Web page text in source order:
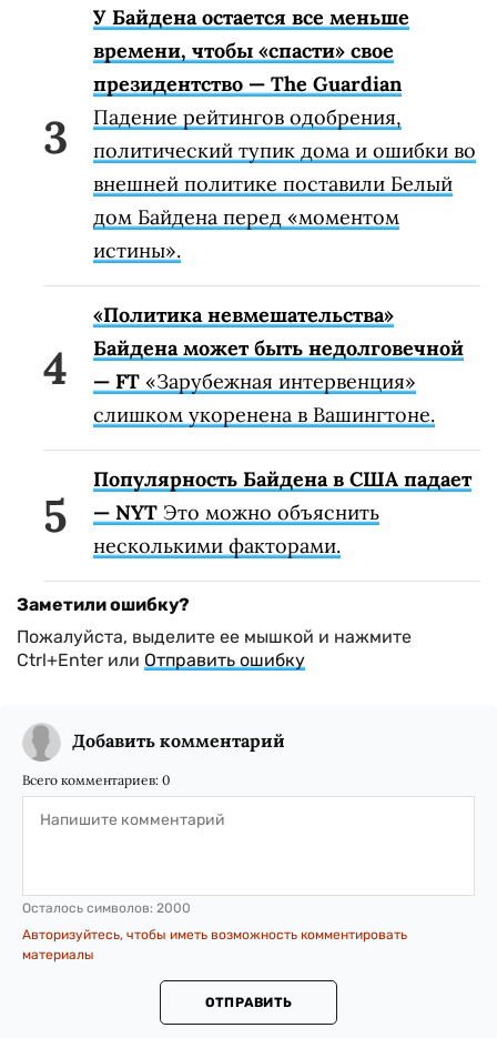
У Байдена остается все меньше
времени, чтобы «спасти» свое
президентство — The Guardian
Падение рейтингов одобрения,
политический тупик дома и ошибки во
внешней политике поставили Белый
дом Байдена перед «моментом
истины».
«Политика невмешательства»
Байдена может быть недолговечной
— FT «Зарубежная интервенция»
слишком укоренена в Вашингтоне.
Популярность Байдена в США падает
— NYT Это можно объяснить
несколькими факторами.
Заметили ошибку?
Пожалуйста, выделите ее мышкой и нажмите
Ctrl+Enter или Отправить ошибку
Добавить комментарий
Всего комментариев: 0
Осталось символов: 2000
Авторизуйтесь, чтобы иметь возможность комментировать
материалы
ОТПРАВИТЬ